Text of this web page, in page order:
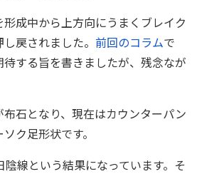
成中から上方向にうまくブレイク
戻されました。 前回のコラムで
する旨を書きましたが、残念なが
布石となり、現在はカウンターパン
ク足形状です。
陰線という結果になっています。そ